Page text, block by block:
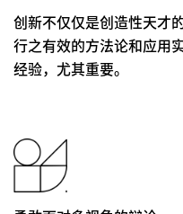
创新不仅仅是创造性天才
行之有效的方法论和应用
经验，尤其重要。